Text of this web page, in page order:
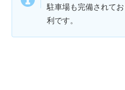
駐車場も完備されて
利です。